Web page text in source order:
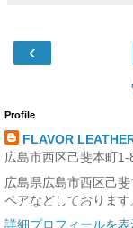
‹
Profile
FLAVOR
広島市西区己斐本町
広島県広島市西区己
ペアなどしております
詳細プロフィールを表